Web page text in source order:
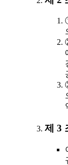
제 3